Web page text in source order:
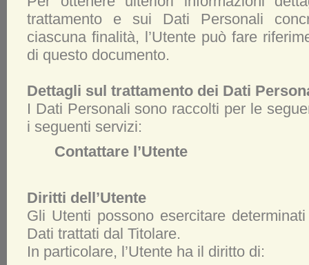
trattamento e sui Dati Personali
ciascuna finalità, l’Utente può fare
di questo documento.
Dettagli sul trattamento dei Dati
I Dati Personali sono raccolti per le
i seguenti servizi:
Contattare l’Utente
Diritti dell’Utente
Gli Utenti possono esercitare
Dati trattati dal Titolare.
In particolare, l’Utente ha il diritto di: